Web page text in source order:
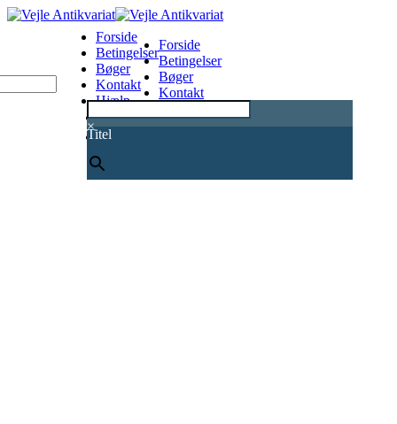
×
Titel
Forside
Betingelser
Bøger
Kontakt
Hjælp
0
Forside
Betingelser
Bøger
Kontakt